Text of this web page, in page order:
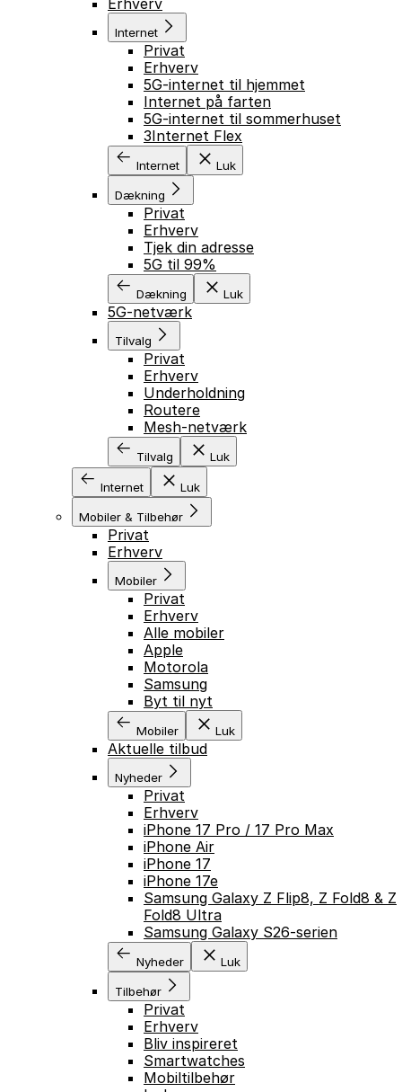
Internet
Privat
Erhverv
5G-internet til hjemmet
Internet på farten
5G-internet til sommerhuset
3Internet Flex
Internet Luk
Dækning
Privat
Erhverv
Tjek din adresse
5G til 99%
Dækning Luk
5G-netværk
Tilvalg
Privat
Erhverv
Underholdning
Routere
Mesh-netværk
Tilvalg Luk
Internet Luk
Mobiler & Tilbehør
Privat
Erhverv
Mobiler
Privat
Erhverv
Alle mobiler
Apple
Motorola
Samsung
Byt til nyt
Mobiler Luk
Aktuelle tilbud
Nyheder
Privat
Erhverv
iPhone 17 Pro / 17 Pro Max
iPhone Air
iPhone 17
iPhone 17e
Samsung Galaxy Z Flip8, Z Fold8 & Z
Fold8 Ultra
Samsung Galaxy S26-serien
Nyheder Luk
Tilbehør
Privat
Erhverv
Bliv inspireret
Smartwatches
Mobiltilbehør